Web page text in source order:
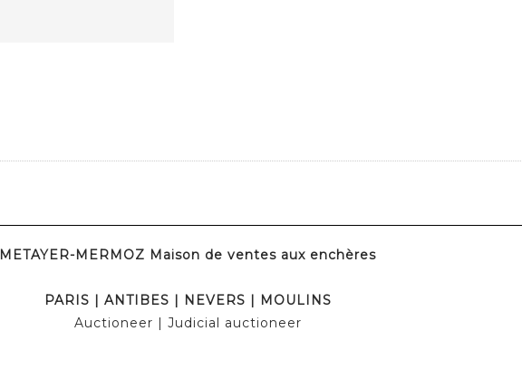
METAYER-MERMOZ Maison de ventes aux enchères
PARIS | ANTIBES | NEVERS | MOULINS
Auctioneer | Judicial auctioneer